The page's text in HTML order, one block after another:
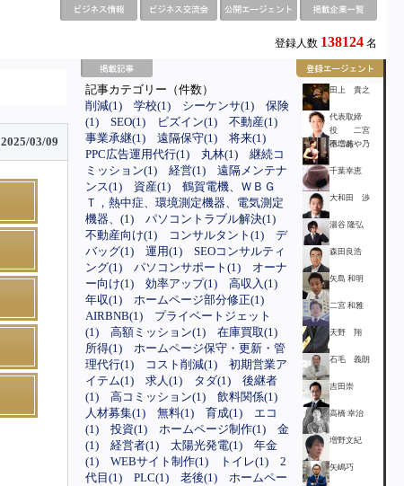
登録人数 138124 名
2025/03/09
記事カテゴリー（件数）
削減(1)
学校(1) シーケンサ(1)
保険
(1)
SEO(1) ビズイン(1)
不動産(1)
事業承継(1)
遠隔保守(1)
将来(1)
PPC広告運用代行(1)
丸林(1)
継続コ
ミッション(1)
経営(1)
遠隔メンテナ
ンス(1)
資産(1)
鶴賀電機、ＷＢＧ
Ｔ，熱中症、環境測定機器、電気測定
機器、(1)
パソコントラブル解決(1)
不動産向け(1)
コンサルタント(1)
デ
バッグ(1)
運用(1)
SEOコンサルティ
ング(1)
パソコンサポート(1)
オーナ
ー向け(1)
効率アップ(1)
高収入(1)
年収(1)
ホームページ部分修正(1)
AIRBNB(1)
プライベートジェット
(1)
高額ミッション(1)
在庫買取(1)
所得(1)
ホームページ保守・更新・管
理代行(1)
コスト削減(1)
初期営業ア
イテム(1)
求人(1) タダ(1)
後継者
(1)
高コミッション(1)
飲料関係(1)
人材募集(1)
無料(1) 育成(1)
エコ
(1)
投資(1) ホームページ制作(1)
金
(1)
経営者(1) 太陽光発電(1)
年金
(1)
WEBサイト制作(1) トイレ(1)
2
代目(1)
PLC(1) 老後(1)
ホームペー
田上 貴之
代表取締
役 二宮
不二雄
徳増あや乃
千葉幸恵
大和田 渉
湯谷 隆弘
森田良浩
矢島 和明
二宮 和雅
天野 翔
石毛 義朗
吉田崇
高橋 幸治
増野文紀
矢嶋巧